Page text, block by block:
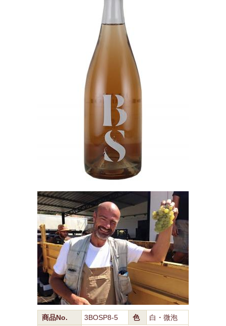
商品No. 3BOSP8-5 色
白・微泡